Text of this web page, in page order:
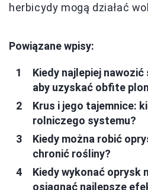
herbicydy mogą działać
Powiązane wpisy:
Kiedy najlepiej
aby uzyskać obfite
Krus i jego tajemnice:
rolniczego systemu?
Kiedy można robić
chronić rośliny?
Kiedy wykonać oprysk
osiągnąć najlepsze